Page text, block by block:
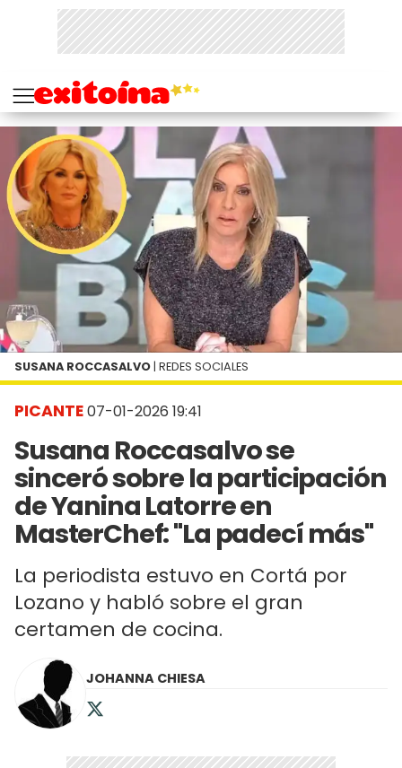
PICANTE07-01-2026 19:41
Susana Roccasalvo se
sinceró sobre la participación
de Yanina Latorre en
MasterChef: "La padecí más"
La periodista estuvo en Cortá por
Lozano y habló sobre el gran
certamen de cocina.
SUSANA ROCCASALVO | REDES SOCIALES
JOHANNA CHIESA